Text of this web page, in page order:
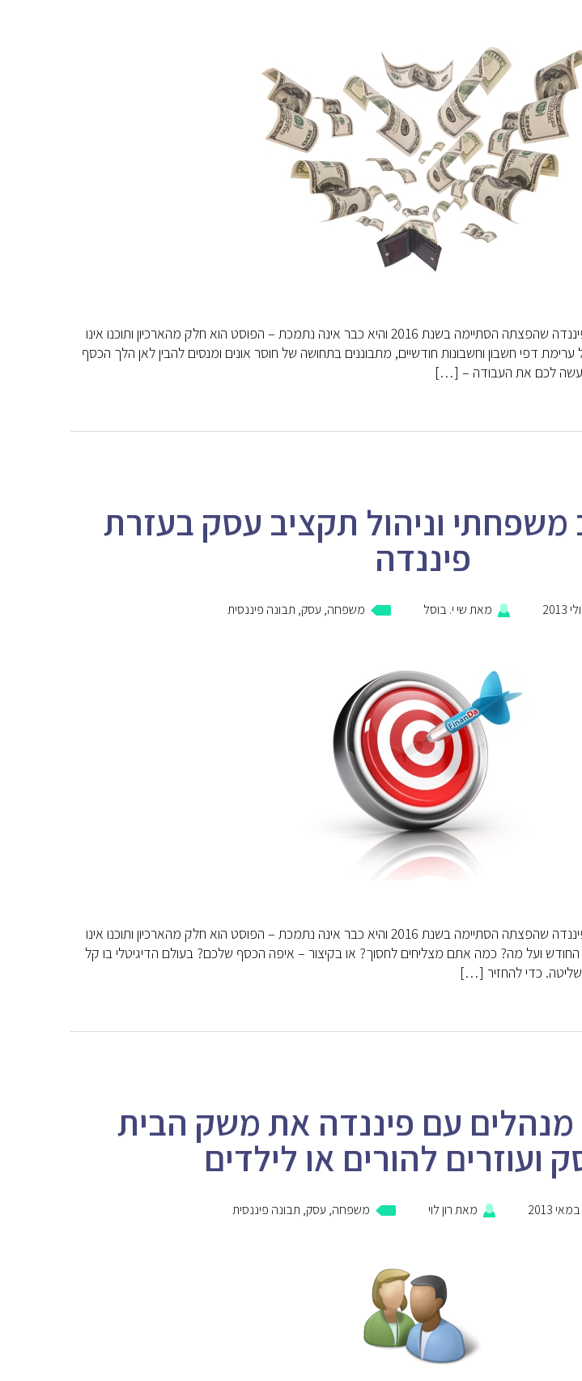
פוסט זה מתייחס לתוכנת המחשב של פיננדה שהפצתה הסתיימה בשנת 2016 והיא כבר אינה נתמכת – הפוסט הוא חלק מהארכיון ותוכנו אינו
דפי חשבון וחשבונות חודשיים, מתבוננים בתחושה של חוסר אונים ומנסים להבין לאן הלך הכסף
לכם את העבודה – […]
משפחתי וניהול תקציב עסק בעזרת
פיננדה
מאתשי י. בוסל משפחה, עסק, תבונה פיננסית
פוסט זה מתייחס לתוכנת המחשב של פיננדה שהפצתה הסתיימה בשנת 2016 והיא כבר אינה נתמכת – הפוסט הוא חלק מהארכיון ותוכנו אינו
ועל מה? כמה אתם מצליחים לחסוך? או בקיצור – איפה הכסף שלכם? בעולם הדיגיטלי בו קל
כדי להחזיר […]
מנהלים עם פיננדה את משק הבית
ועוזרים להורים או לילדים
מאתרון לוי משפחה, עסק, תבונה פיננסית